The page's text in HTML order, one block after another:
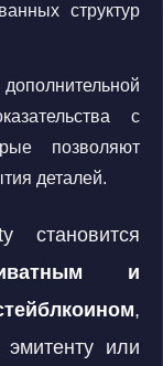
структур
с
позволяют
деталей.
становится
и
,
или